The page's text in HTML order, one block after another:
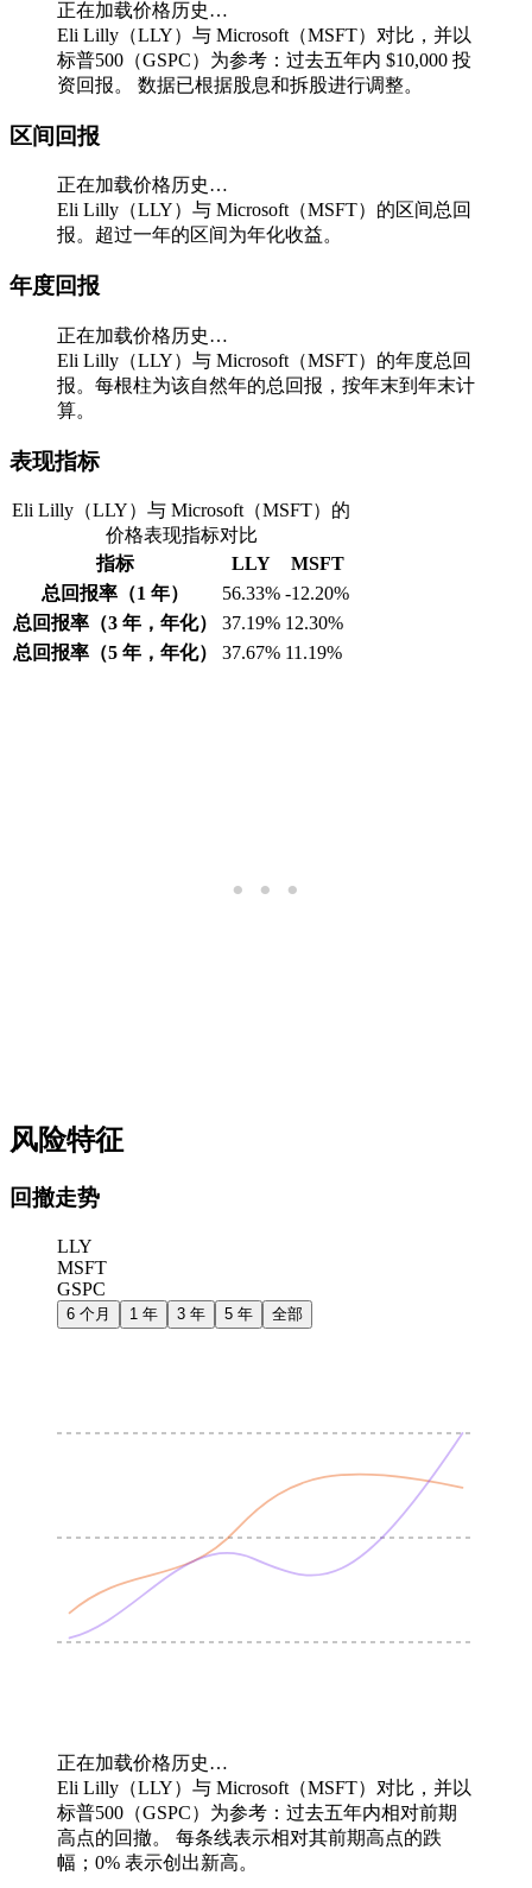
正在加载价格历史…
Eli Lilly（LLY）与 Microsoft（MSFT）对比，并以
标普500（GSPC）为参考：过去五年内 $10,000 投
资回报。
数据已根据股息和拆股进行调整。
区间回报
正在加载价格历史…
Eli Lilly（LLY）与 Microsoft（MSFT）的区间总回
报。超过一年的区间为年化收益。
年度回报
正在加载价格历史…
Eli Lilly（LLY）与 Microsoft（MSFT）的年度总回
报。每根柱为该自然年的总回报，按年末到年末计
算。
表现指标
Eli Lilly（LLY）与 Microsoft（MSFT）的
价格表现指标对比
指标
LLY
MSFT
总回报率（1 年）
56.33% -12.20%
总回报率（3 年，年化）
37.19% 12.30%
总回报率（5 年，年化）
37.67% 11.19%
风险特征
回撤走势
LLY
MSFT
GSPC
6 个月 1 年 3 年 5 年 全部
正在加载价格历史…
Eli Lilly（LLY）与 Microsoft（MSFT）对比，并以
标普500（GSPC）为参考：过去五年内相对前期
高点的回撤。
每条线表示相对其前期高点的跌
幅；0% 表示创出新高。